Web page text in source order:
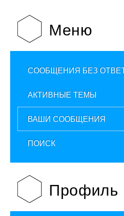
Меню
СООБЩЕНИЯ БЕЗ
АКТИВНЫЕ ТЕМЫ
ВАШИ СООБЩЕНИЯ
ПОИСК
Профиль